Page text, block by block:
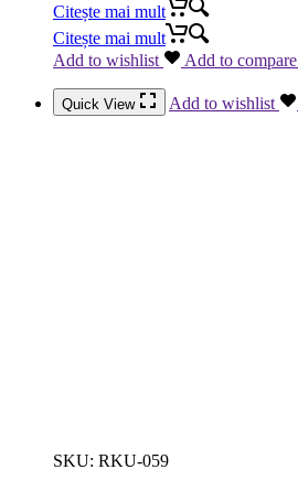
Citește mai mult
Citește mai mult
Add to wishlist
Add to compare
Quick View Add to wishlist
SKU: RKU-059